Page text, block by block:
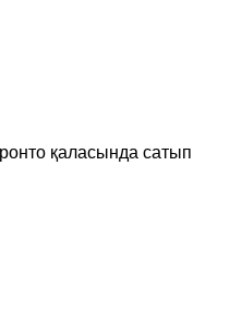
қаласында сатып